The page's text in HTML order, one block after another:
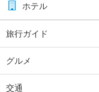
ホテル
旅行ガイド
グルメ
交通